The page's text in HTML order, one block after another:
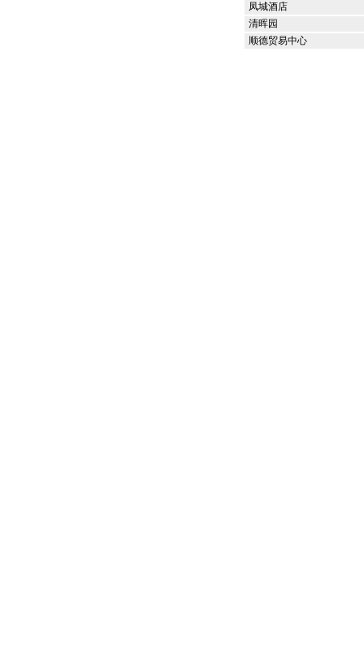
凤城酒店
清晖园
顺德贸易中心